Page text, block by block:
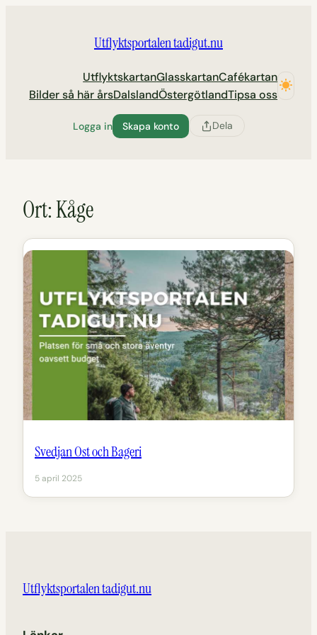
Utflyktsportalen tadigut.nu
UtflyktskartanGlasskartanCafékartan
Bilder så här årsDalslandÖstergötlandTipsa oss
Logga in Skapa konto Dela
Ort:Kåge
Svedjan Ost och Bageri
5 april 2025
Utflyktsportalen tadigut.nu